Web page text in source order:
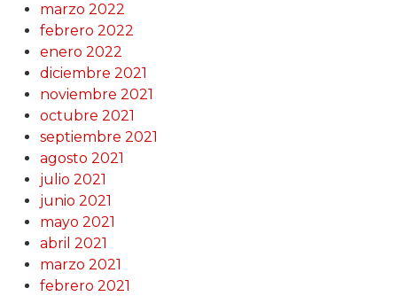
marzo 2022
febrero 2022
enero 2022
diciembre 2021
noviembre 2021
octubre 2021
septiembre 2021
agosto 2021
julio 2021
junio 2021
mayo 2021
abril 2021
marzo 2021
febrero 2021